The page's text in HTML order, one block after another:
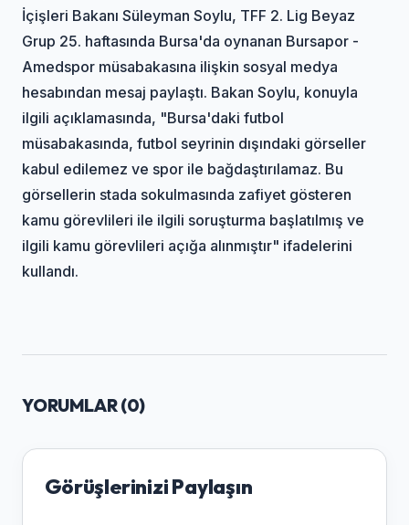
İçişleri Bakanı Süleyman Soylu, TFF 2. Lig Beyaz
Grup 25. haftasında Bursa'da oynanan Bursapor -
Amedspor müsabakasına ilişkin sosyal medya
hesabından mesaj paylaştı. Bakan Soylu, konuyla
ilgili açıklamasında, "Bursa'daki futbol
müsabakasında, futbol seyrinin dışındaki görseller
kabul edilemez ve spor ile bağdaştırılamaz. Bu
görsellerin stada sokulmasında zafiyet gösteren
kamu görevlileri ile ilgili soruşturma başlatılmış ve
ilgili kamu görevlileri açığa alınmıştır" ifadelerini
kullandı.
YORUMLAR (0)
Görüşlerinizi Paylaşın